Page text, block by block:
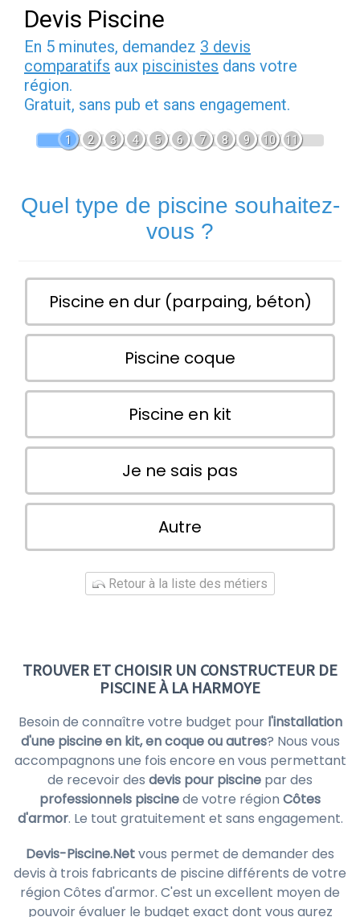
Devis Piscine
En 5 minutes, demandez 3 devis
comparatifs aux piscinistes dans votre
région.
Gratuit, sans pub et sans engagement.
1 2 3 4 5 6 7 8 9 10 11
Quel type de piscine souhaitez-
vous ?
Piscine en dur (parpaing, béton)
Piscine coque
Piscine en kit
Je ne sais pas
Autre
Retour à la liste des métiers
TROUVER ET CHOISIR UN CONSTRUCTEUR DE
PISCINE À LA HARMOYE
Besoin de connaître votre budget pour l'installation
d'une piscine en kit, en coque ou autres? Nous vous
accompagnons une fois encore en vous permettant
de recevoir des devis pour piscine par des
professionnels piscinede votre région Côtes
d'armor. Le tout gratuitement et sans engagement.
Devis-Piscine.Netvous permet de demander des
devis à trois fabricants de piscine différents de votre
région Côtes d'armor. C'est un excellent moyen de
pouvoir évaluer le budget exact dont vous aurez